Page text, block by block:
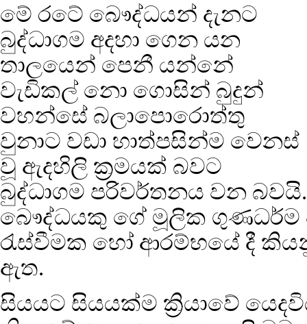
මේ රටේ බෞද්ධයන් දැනට
බුද්ධාගම අදහා ගෙන යන
තාලයෙන් පෙනී යන්නේ
වැඩිකල් නො ගොසින් බුදුන්
වහන්සේ බලාපොරොත්තු
වුනාට වඩා හාත්පසින්ම වෙනස්
වූ ඇදහිලි ක්‍රමයක් බවට
බුද්ධාගම පරිවර්තනය වන බවයි.
බෞද්ධයකු ගේ මූලික
රැස්වීමක හෝ ආරම්භයේ දී
ඇත.
සියයට සියයක්ම ක්‍රියාවේ